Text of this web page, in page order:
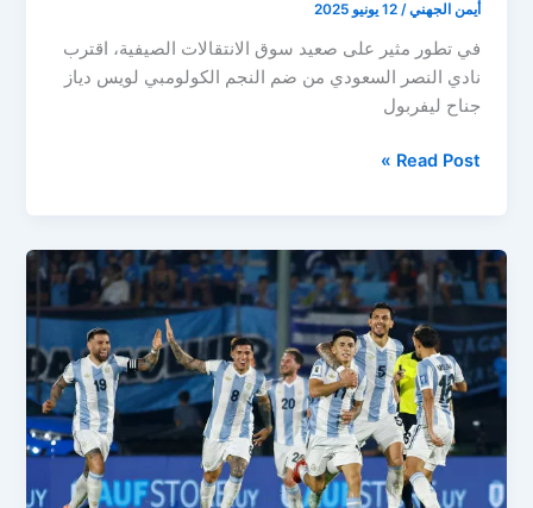
أيمن الجهني/12 يونيو 2025
في تطور مثير على صعيد سوق الانتقالات الصيفية، اقترب
نادي النصر السعودي من ضم النجم الكولومبي لويس دياز
جناح ليفربول
صفقة
يُغري
ليفربول
ويخطف
دياز
من
أعين
برشلونة!
Read Post »